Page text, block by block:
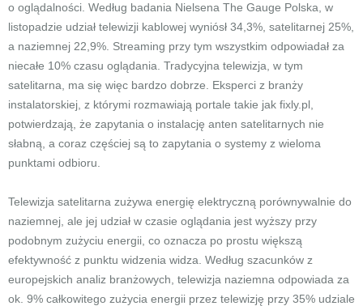
o oglądalności. Według badania Nielsena The Gauge Polska, w
listopadzie udział telewizji kablowej wyniósł 34,3%, satelitarnej 25%,
a naziemnej 22,9%. Streaming przy tym wszystkim odpowiadał za
niecałe 10% czasu oglądania. Tradycyjna telewizja, w tym
satelitarna, ma się więc bardzo dobrze. Eksperci z branży
instalatorskiej, z którymi rozmawiają portale takie jak fixly.pl,
potwierdzają, że zapytania o instalację anten satelitarnych nie
słabną, a coraz częściej są to zapytania o systemy z wieloma
punktami odbioru.
Telewizja satelitarna zużywa energię elektryczną porównywalnie do
naziemnej, ale jej udział w czasie oglądania jest wyższy przy
podobnym zużyciu energii, co oznacza po prostu większą
efektywność z punktu widzenia widza. Według szacunków z
europejskich analiz branżowych, telewizja naziemna odpowiada za
ok. 9% całkowitego zużycia energii przez telewizję przy 35% udziale